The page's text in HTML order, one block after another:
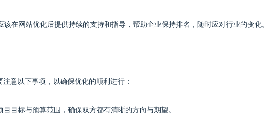
在网站优化后提供持续的支持和指导，帮助企业保持排名，随时应对行业的变化。
意以下事项，以确保优化的顺利进行：
目标与预算范围，确保双方都有清晰的方向与期望。